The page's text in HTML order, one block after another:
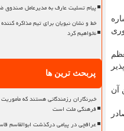
است، همینطور تنها مرکز عرضه خدمات سطح ۳ ناباروری
آن
پیام تسلیت عارف به مدیرعامل صندوق
خط و نشان نبویان برای تیم مذاکره
نخواهیم کرد
پربحث ترین ها
خبرنگاران رزمندگانی هستند که
فرهنگی ملت است
عراقچی در پیامی درگذشت ابوالقاسم